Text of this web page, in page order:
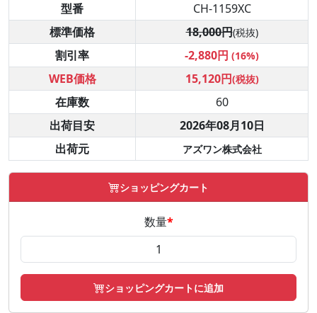
型番
CH-1159XC
標準価格
18,000円(税抜)
割引率 -2,880円 (16%)
WEB価格 15,120円(税抜)
在庫数
60
出荷目安
2026年08月10日
出荷元
アズワン株式会社
ショッピングカート
数量*
ショッピングカートに追加